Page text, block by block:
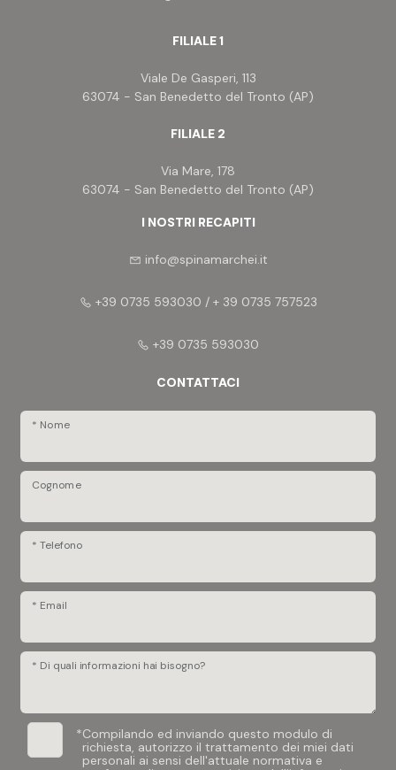
FILIALE 1
Viale De Gasperi, 113
63074 - San Benedetto del Tronto (AP)
FILIALE 2
Via Mare, 178
63074 - San Benedetto del Tronto (AP)
I NOSTRI RECAPITI
info@spinamarchei.it
+39 0735 593030 / + 39 0735 757523
+39 0735 593030
CONTATTACI
* Nome
Cognome
* Telefono
* Email
* Di quali informazioni hai bisogno?
*Compilando ed inviando questo modulo di
richiesta, autorizzo il trattamento dei miei dati
personali ai sensi dell'attuale normativa e